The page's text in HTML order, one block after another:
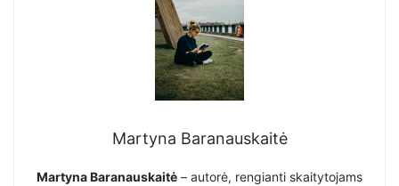
Martyna Baranauskaitė
Martyna Baranauskaitė – autorė, rengianti skaitytojams